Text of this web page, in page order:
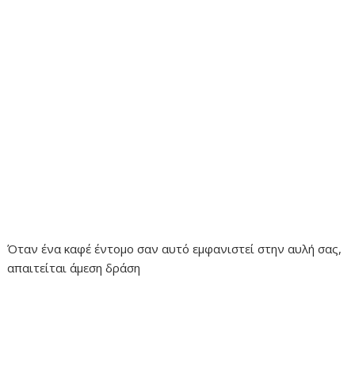
Όταν ένα καφέ έντομο σαν αυτό εμφανιστεί στην αυλή σας,
απαιτείται άμεση δράση